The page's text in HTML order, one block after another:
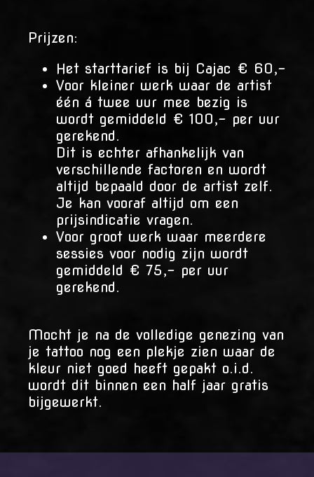
Prijzen:
Het starttarief is bij Cajac € 60,-
Voor kleiner werk waar de artist
één á twee uur mee bezig is
wordt gemiddeld € 100,- per uur
gerekend.
Dit is echter afhankelijk van
verschillende factoren en wordt
altijd bepaald door de artist zelf.
Je kan vooraf altijd om een
prijsindicatie vragen.
Voor groot werk waar meerdere
sessies voor nodig zijn wordt
gemiddeld € 75,- per uur
gerekend.
Mocht je na de volledige genezing van
je tattoo nog een plekje zien waar de
kleur niet goed heeft gepakt o.i.d.
wordt dit binnen een half jaar gratis
bijgewerkt.